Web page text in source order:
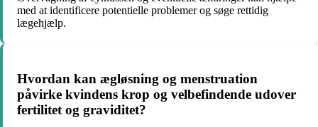
med at identificere potentielle problemer og søge rettidig
lægehjælp.
Hvordan kan ægløsning og menstruation
påvirke kvindens krop og velbefindende udover
fertilitet og graviditet?